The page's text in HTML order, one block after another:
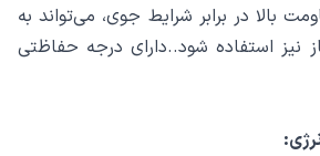
بالا در برابر شرایط جوی، می‌تواند به
نیز استفاده شود..دارای درجه حفاظتی